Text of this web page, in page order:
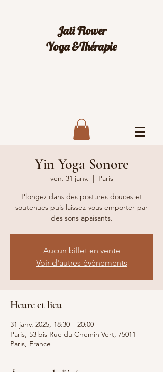
Jati Flower
Yoga &Thérapie
Yin Yoga Sonore
ven. 31 janv.
  |
Paris
Plongez dans des postures douces et
soutenues puis laissez-vous emporter par
des sons apaisants.
Aucun billet en vente
Voir d'autres événements
Heure et lieu
31 janv. 2025, 18:30 – 20:00
Paris, 53 bis Rue du Chemin Vert, 75011
Paris, France